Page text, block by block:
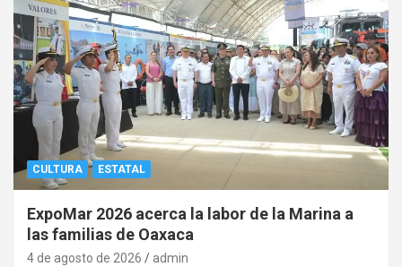
CULTURA ESTATAL
ExpoMar 2026 acerca la labor de la Marina a
las familias de Oaxaca
4 de agosto de 2026 admin